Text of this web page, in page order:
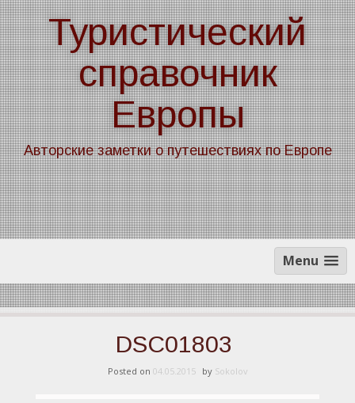
Skip
to
content
Туристический
справочник
Европы
Авторские заметки о путешествиях по Европе
Menu
DSC01803
Posted on 04.05.2015 by Sokolov